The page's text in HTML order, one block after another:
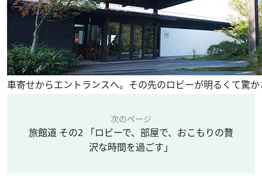
車寄せからエントランスへ。その先のロビーが明るくて驚
次のページ
旅館道 その2 「ロビーで、部屋で、おこもりの贅
沢な時間を過ごす」